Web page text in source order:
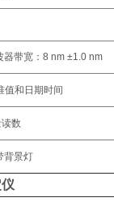
器带宽：8 nm ±1.0 nm
值和日期时间
数
背景灯